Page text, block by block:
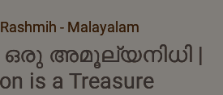
- Malayalam
ഒരു അമൂല്യനിധി |
is a Treasure